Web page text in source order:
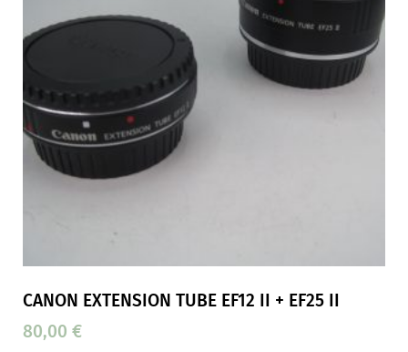
CANON EXTENSION TUBE EF12 II + EF25 II
80,00 €